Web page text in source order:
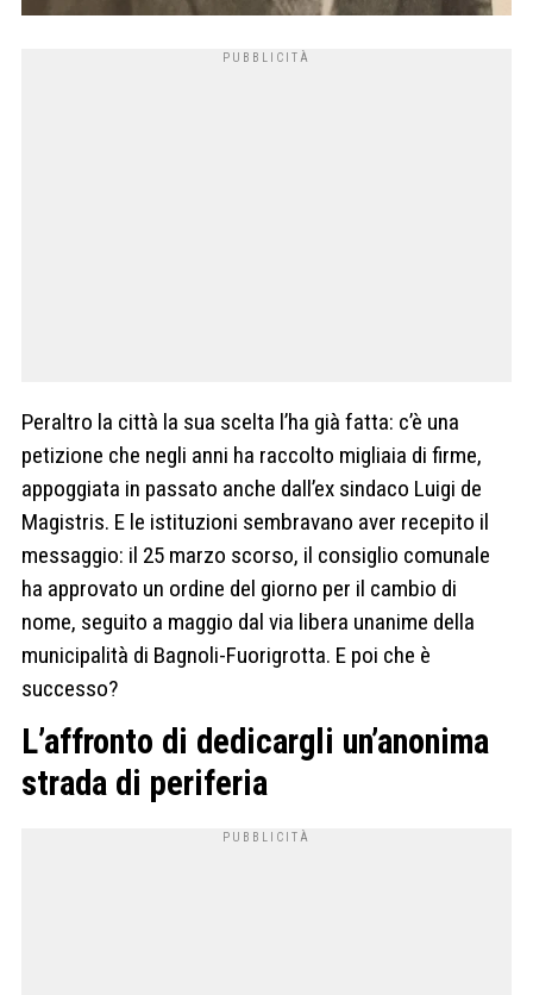
Peraltro la città la sua scelta l’ha già fatta: c’è una
petizione che negli anni ha raccolto migliaia di firme,
appoggiata in passato anche dall’ex sindaco Luigi de
Magistris. E le istituzioni sembravano aver recepito il
messaggio: il 25 marzo scorso, il consiglio comunale
ha approvato un ordine del giorno per il cambio di
nome, seguito a maggio dal via libera unanime della
municipalità di Bagnoli-Fuorigrotta. E poi che è
successo?
L’affronto di dedicargli un’anonima
strada di periferia